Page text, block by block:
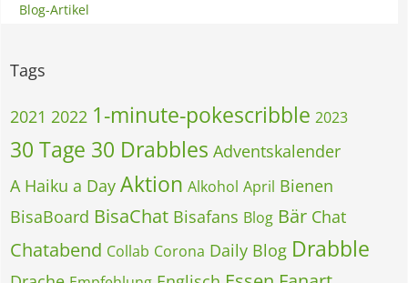
Blog-Artikel
Tags
2021 2022 1-minute-pokescribble 2023
30 Tage 30 Drabbles Adventskalender
A Haiku a Day Aktion Alkohol April Bienen
BisaBoard BisaChat Bisafans Blog Bär Chat
Chatabend Collab Corona Daily Blog Drabble